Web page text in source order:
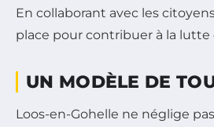
En collaborant avec les
place pour contribuer à la
UN MODÈLE DE
Loos-en-Gohelle ne néglige